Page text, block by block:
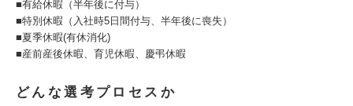
■有給休暇（半年後に付与）
■特別休暇（入社時5日間付与、半年後に喪失）
■夏季休暇(有休消化)
■産前産後休暇、育児休暇、慶弔休暇
どんな選考プロセスか